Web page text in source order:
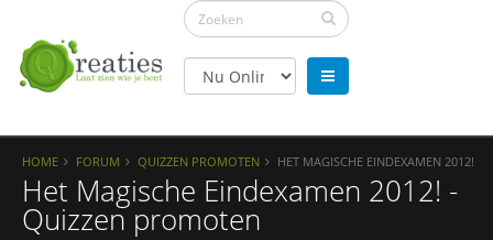
HOME FORUM QUIZZEN PROMOTEN HET MAGISCHE EINDEXAMEN 2012!
Het Magische Eindexamen 2012! -
Quizzen promoten